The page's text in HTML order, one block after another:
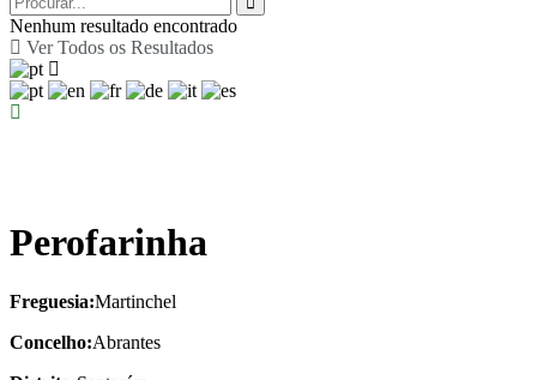
Nenhum resultado encontrado
Ver Todos os Resultados
Perofarinha
Freguesia:Martinchel
Concelho:Abrantes